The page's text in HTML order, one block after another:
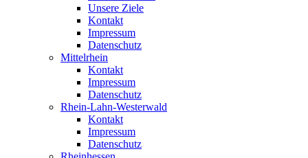
Unsere Ziele
Kontakt
Impressum
Datenschutz
Mittelrhein
Kontakt
Impressum
Datenschutz
Rhein-Lahn-Westerwald
Kontakt
Impressum
Datenschutz